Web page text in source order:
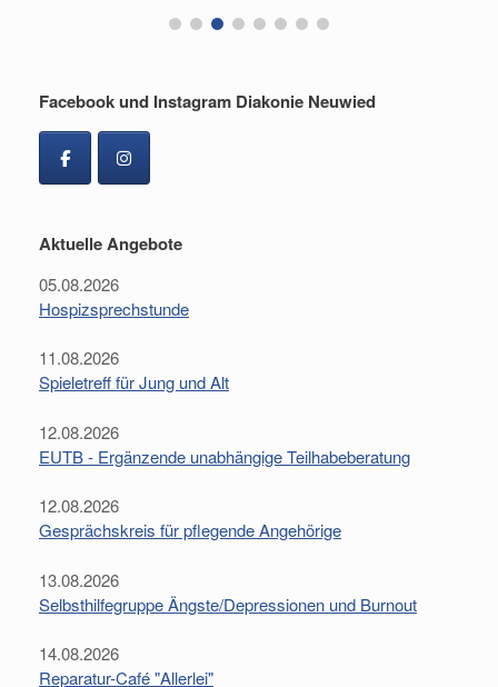
Facebook und Instagram Diakonie Neuwied
Aktuelle Angebote
05.08.2026
Hospizsprechstunde
11.08.2026
Spieletreff für Jung und Alt
12.08.2026
EUTB - Ergänzende unabhängige Teilhabeberatung
12.08.2026
Gesprächskreis für pflegende Angehörige
13.08.2026
Selbsthilfegruppe Ängste/Depressionen und Burnout
14.08.2026
Reparatur-Café "Allerlei"